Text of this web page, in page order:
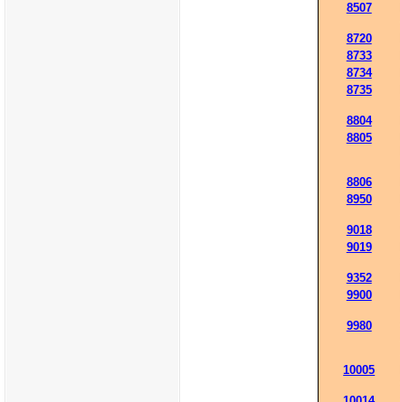
8507
8720
8733
8734
8735
8804
8805
8806
8950
9018
9019
9352
9900
9980
10005